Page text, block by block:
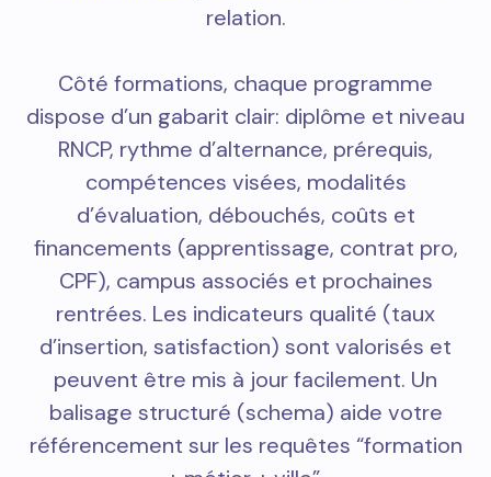
relation.
Côté formations, chaque programme
dispose d’un gabarit clair: diplôme et niveau
RNCP, rythme d’alternance, prérequis,
compétences visées, modalités
d’évaluation, débouchés, coûts et
financements (apprentissage, contrat pro,
CPF), campus associés et prochaines
rentrées. Les indicateurs qualité (taux
d’insertion, satisfaction) sont valorisés et
peuvent être mis à jour facilement. Un
balisage structuré (schema) aide votre
référencement sur les requêtes “formation